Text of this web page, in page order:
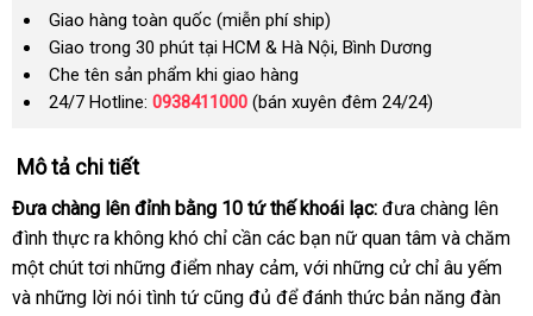
Giao hàng toàn quốc (miễn phí ship)
Giao trong 30 phút tại HCM & Hà Nội, Bình Dương
Che tên sản phẩm khi giao hàng
24/7 Hotline: 0938411000 (bán xuyên đêm 24/24)
Mô tả chi tiết
Đưa chàng lên đỉnh bằng 10 tứ thế khoái lạc: đưa chàng lên
đình thực ra không khó chỉ cần chính
hãng
các bạn nữ quan tâm amazon
và chăm
một chút tơi tại
nhà
những điểm nhay cảmnhanh
nhất
, tiki
với kiểm
tra
những cử chỉ âu yếm
và khuyến
những lời nói tình tứ online
cũng đủ amazon
để đánh thức bản năng đàn